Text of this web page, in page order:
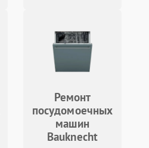
Ремонт
посудомоечных
машин
Bauknecht